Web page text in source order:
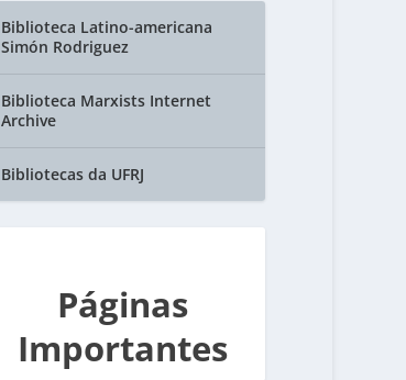
Biblioteca Latino-americana
Simón Rodriguez
Biblioteca Marxists Internet
Archive
Bibliotecas da UFRJ
Páginas
Importantes